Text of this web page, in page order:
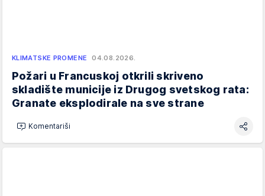
KLIMATSKE PROMENE 04.08.2026.
Požari u Francuskoj otkrili skriveno
skladište municije iz Drugog svetskog rata:
Granate eksplodirale na sve strane
Komentariši